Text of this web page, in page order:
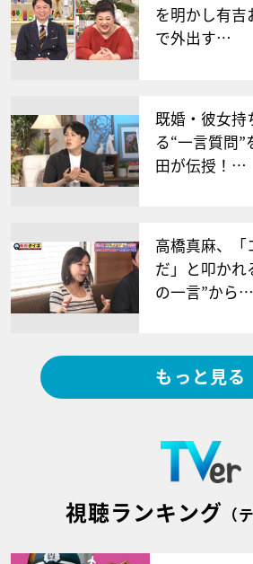
を明かし有吉
で外出す…
既婚・彼女持
る“一言質問
田が伝授！…
高橋真麻、「
だ」と叩か
の一言”から…
もっと見る
視聴ランキング （